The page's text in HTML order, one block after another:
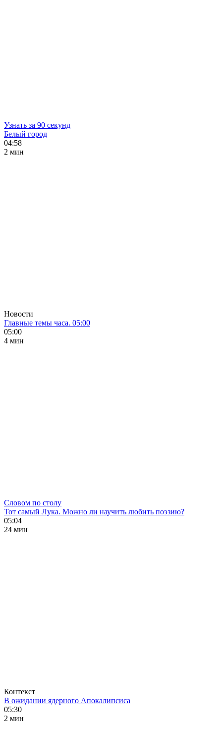
Узнать за 90 секунд
Белый город
04:58
2 мин
Новости
Главные темы часа. 05:00
05:00
4 мин
Словом по столу
Тот самый Лука. Можно ли научить любить поэзию?
05:04
24 мин
Контекст
В ожидании ядерного Апокалипсиса
05:30
2 мин